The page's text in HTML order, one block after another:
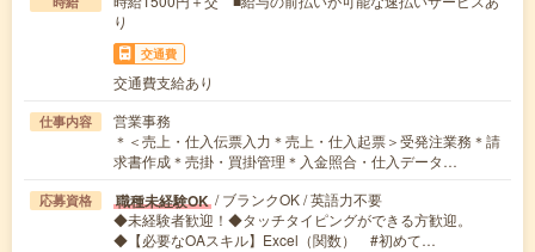
り
交通費
交通費支給あり
仕事内容
営業事務
＊＜売上・仕入伝票入力＊売上・仕入起票＞受発注業務＊請
求書作成＊売掛・買掛管理＊入金照合・仕入データ…
応募資格 職種未経験OK / ブランクOK / 英語力不要
◆未経験者歓迎！◆タッチタイピングができる方歓迎。
◆【必要なOAスキル】Excel（関数） #初めて…